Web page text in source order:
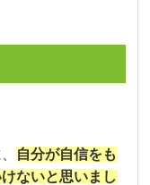
自分が自信をも
ないと思いまし